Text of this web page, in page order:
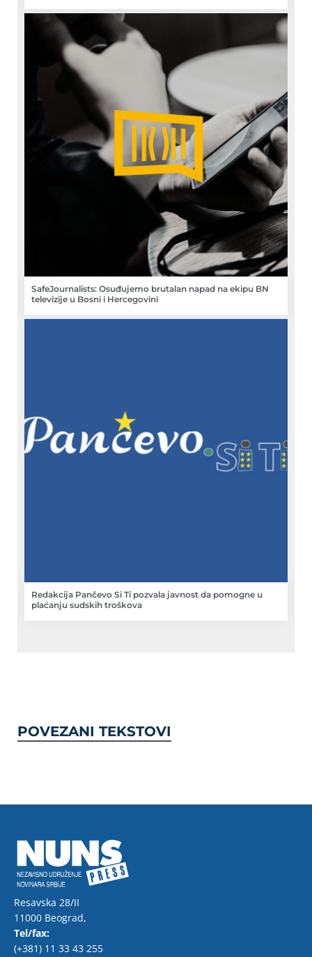
SafeJournalists: Osuđujemo brutalan napad na ekipu BN
televizije u Bosni i Hercegovini
Redakcija Pančevo Si Ti pozvala javnost da pomogne u
plaćanju sudskih troškova
POVEZANI TEKSTOVI
Resavska 28/II
11000 Beograd,
Tel/fax:
(+381) 11 33 43 255